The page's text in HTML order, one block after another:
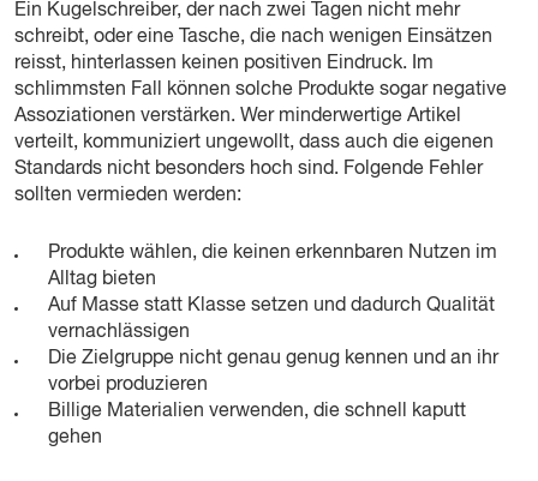
Ein Kugelschreiber, der nach zwei Tagen nicht mehr
schreibt, oder eine Tasche, die nach wenigen Einsätzen
reisst, hinterlassen keinen positiven Eindruck. Im
schlimmsten Fall können solche Produkte sogar negative
Assoziationen verstärken. Wer minderwertige Artikel
verteilt, kommuniziert ungewollt, dass auch die eigenen
Standards nicht besonders hoch sind. Folgende Fehler
sollten vermieden werden:
Produkte wählen, die keinen erkennbaren Nutzen im
Alltag bieten
Auf Masse statt Klasse setzen und dadurch Qualität
vernachlässigen
Die Zielgruppe nicht genau genug kennen und an ihr
vorbei produzieren
Billige Materialien verwenden, die schnell kaputt
gehen